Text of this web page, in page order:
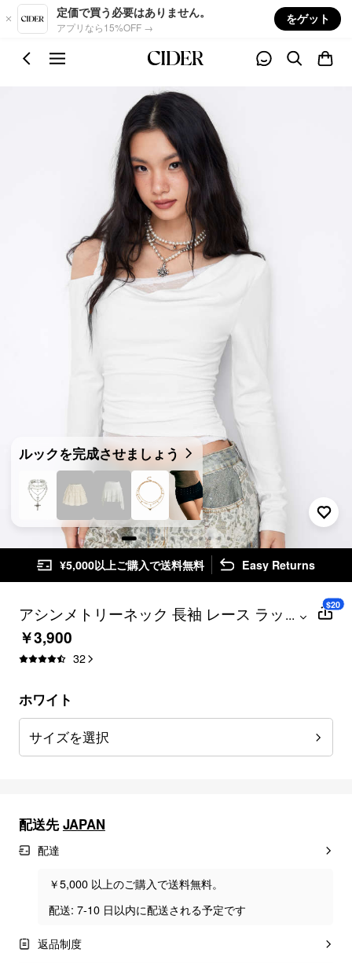
Skip to main content
定価で買う必要はありません。
アプリなら15%OFF →
をゲット
ルックを完成させましょう
¥5,000以上ご購入で送料無料 Easy Returns
アシンメトリーネック 長袖 レース ラッフ
ル トップス
...
￥3,900
32
$20
ホワイト
サイズを選択
配送先 JAPAN
配達
￥5,000 以上のご購入で送料無料。
配送: 7-10 日以内に配送される予定です
返品制度